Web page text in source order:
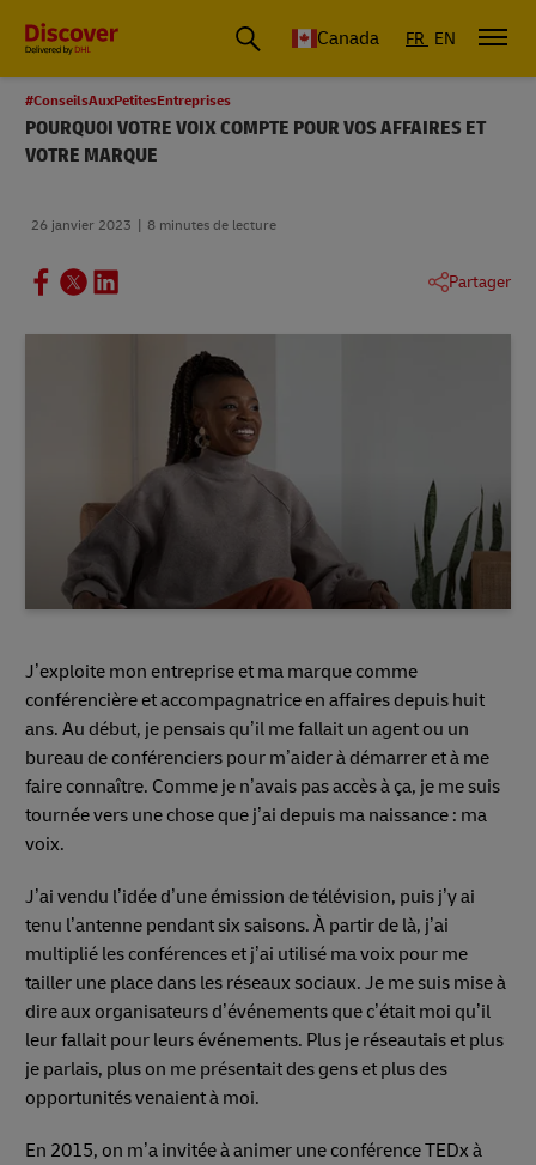
Canada FR EN
#ConseilsAuxPetitesEntreprises
POURQUOI VOTRE VOIX COMPTE POUR VOS AFFAIRES ET
VOTRE MARQUE
26 janvier 2023 8 minutes de lecture
Partager
J’exploite mon entreprise et ma marque comme
conférencière et accompagnatrice en affaires depuis huit
ans. Au début, je pensais qu’il me fallait un agent ou un
bureau de conférenciers pour m’aider à démarrer et à me
faire connaître. Comme je n’avais pas accès à ça, je me suis
tournée vers une chose que j’ai depuis ma naissance : ma
voix.
J’ai vendu l’idée d’une émission de télévision, puis j’y ai
tenu l’antenne pendant six saisons. À partir de là, j’ai
multiplié les conférences et j’ai utilisé ma voix pour me
tailler une place dans les réseaux sociaux. Je me suis mise à
dire aux organisateurs d’événements que c’était moi qu’il
leur fallait pour leurs événements. Plus je réseautais et plus
je parlais, plus on me présentait des gens et plus des
opportunités venaient à moi.
En 2015, on m’a invitée à animer une conférence TEDx à